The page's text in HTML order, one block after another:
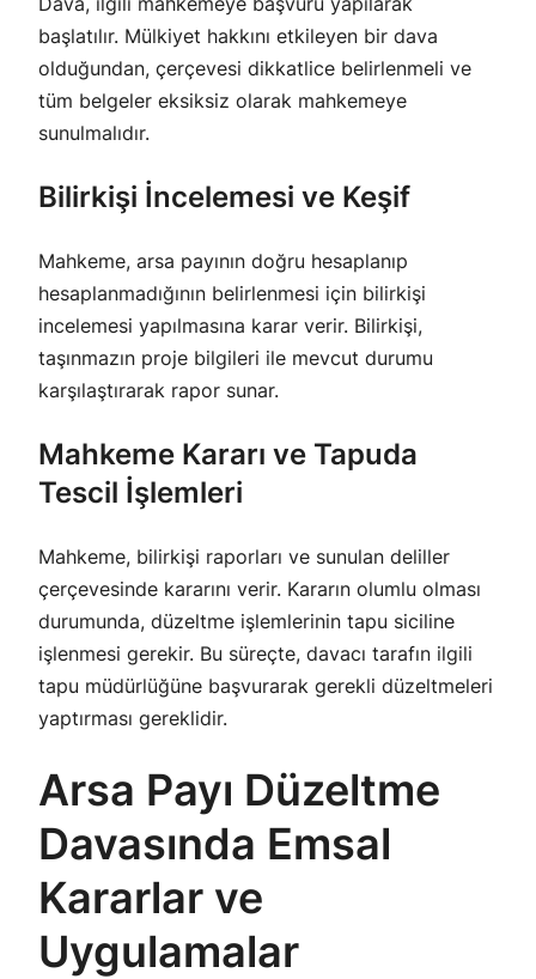
başlatılır. Mülkiyet hakkını etkileyen bir dava
olduğundan, çerçevesi dikkatlice belirlenmeli ve
tüm belgeler eksiksiz olarak mahkemeye
sunulmalıdır.
Bilirkişi İncelemesi ve Keşif
Mahkeme, arsa payının doğru hesaplanıp
hesaplanmadığının belirlenmesi için bilirkişi
incelemesi yapılmasına karar verir. Bilirkişi,
taşınmazın proje bilgileri ile mevcut durumu
karşılaştırarak rapor sunar.
Mahkeme Kararı ve Tapuda
Tescil İşlemleri
Mahkeme, bilirkişi raporları ve sunulan deliller
çerçevesinde kararını verir. Kararın olumlu olması
durumunda, düzeltme işlemlerinin tapu siciline
işlenmesi gerekir. Bu süreçte, davacı tarafın ilgili
tapu müdürlüğüne başvurarak gerekli düzeltmeleri
yaptırması gereklidir.
Arsa Payı Düzeltme
Davasında Emsal
Kararlar ve
Uygulamalar